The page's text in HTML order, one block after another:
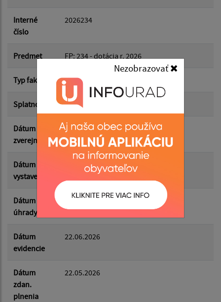
Nezobrazovať
Dátum do:
Suma od:
Suma do:
Filtrovať Reset
Interné
číslo
2026234
Predmet FP: 234 - dotácia r. 2026
Typ faktúry dodávateľská
Splatnosť 30.06.2026
Dátum
zverejnenia
24.06.2026
Dátum
vystavenia
22.05.2026
Dátum
úhrady
23.06.2026
Dátum
evidencie
22.06.2026
Dátum
zdan.
plnenia
22.05.2026